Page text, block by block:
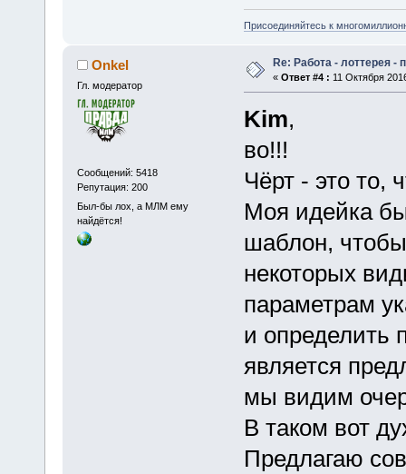
Присоединяйтесь к
Onkel
Гл. модератор
Сообщений: 5418
Репутация: 200
Был-бы лох, а МЛМ ему
найдётся!
Re: Работа - лоттерея -
« Ответ #4 : 11 Октября
Kim,
во!!!
Чёрт - это то,
Моя идейка
шаблон,
некоторых
параметрам
и определить
является
мы видим
В таком вот
Предлагаю